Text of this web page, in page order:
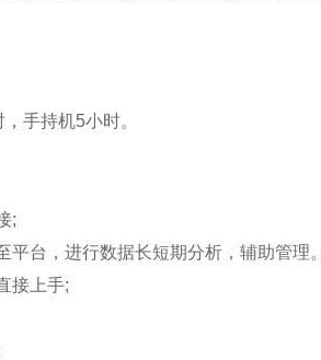
手持机5小时。
;
台，进行数据长短期分析，辅助管理。
接上手;